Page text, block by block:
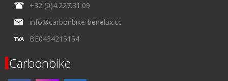
+32 (0)4.227.31.09
info@carbonbike-benelux.cc
BE0434215154
Carbonbike